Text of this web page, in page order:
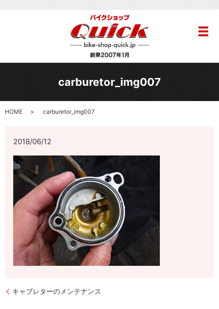
メ
carburetor_img007
HOME carburetor_img007
2018/06/12
キャブレターのメンテナンス